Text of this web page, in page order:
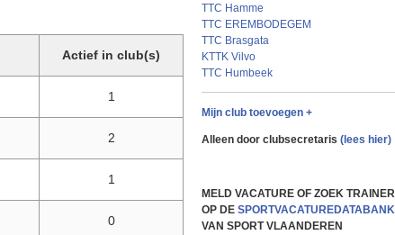
Actief in club(s)
1
2
1
0
TTC Hamme
TTC EREMBODEGEM
TTC Brasgata
KTTK Vilvo
TTC Humbeek
Mijn club toevoegen +
Alleen door clubsecretaris (lees hier)
MELD VACATURE OF ZOEK TRAINER
OP DE SPORTVACATUREDATABANK
VAN SPORT VLAANDEREN